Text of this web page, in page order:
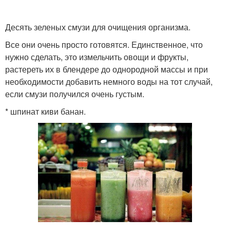
Десять зеленых смузи для очищения организма.
Все они очень просто готовятся. Единственное, что
нужно сделать, это измельчить овощи и фрукты,
растереть их в блендере до однородной массы и при
необходимости добавить немного воды на тот случай,
если смузи получился очень густым.
* шпинат киви банан.